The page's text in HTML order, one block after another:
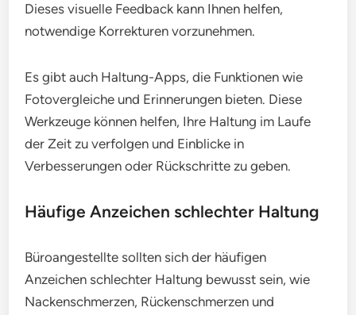
Dieses visuelle Feedback kann Ihnen helfen,
notwendige Korrekturen vorzunehmen.
Es gibt auch Haltung-Apps, die Funktionen wie
Fotovergleiche und Erinnerungen bieten. Diese
Werkzeuge können helfen, Ihre Haltung im Laufe
der Zeit zu verfolgen und Einblicke in
Verbesserungen oder Rückschritte zu geben.
Häufige Anzeichen schlechter Haltung
Büroangestellte sollten sich der häufigen
Anzeichen schlechter Haltung bewusst sein, wie
Nackenschmerzen, Rückenschmerzen und